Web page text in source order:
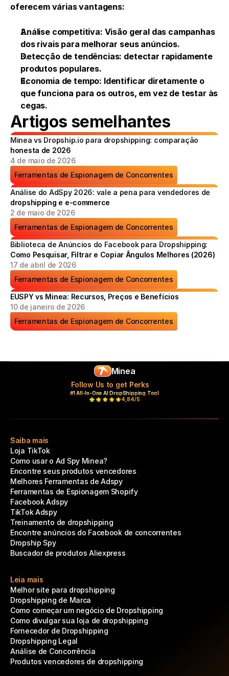
oferecem várias vantagens:
Análise competitiva: Visão geral das campanhas
dos rivais para melhorar seus anúncios.
Detecção de tendências: detectar rapidamente
produtos populares.
Economia de tempo: Identificar diretamente o
que funciona para os outros, em vez de testar às
cegas.
Artigos semelhantes
Minea vs Dropship.io para dropshipping: comparação
honesta de 2026
4 de maio de 2026
Ferramentas de Espionagem de Concorrentes
Análise do AdSpy 2026: vale a pena para vendedores de
dropshipping e e-commerce
2 de maio de 2026
Ferramentas de Espionagem de Concorrentes
Biblioteca de Anúncios do Facebook para Dropshipping:
Como Pesquisar, Filtrar e Copiar Ângulos Melhores (2026)
17 de abril de 2026
Ferramentas de Espionagem de Concorrentes
EUSPY vs Minea: Recursos, Preços e Benefícios
10 de janeiro de 2026
Ferramentas de Espionagem de Concorrentes
Minea
Follow Us to get Perks
#1 All-In-One AI DropShipping Tool
4,84/5
Saiba mais
Loja TikTok
Como usar o Ad Spy Minea?
Encontre seus produtos vencedores
Melhores Ferramentas de Adspy
Ferramentas de Espionagem Shopify
Facebook Adspy
TikTok Adspy
Treinamento de dropshipping
Encontre anúncios do Facebook de concorrentes
Dropship Spy
Buscador de produtos Aliexpress
Leia mais
Melhor site para dropshipping
Dropshipping de Marca
Como começar um negócio de Dropshipping
Como divulgar sua loja de dropshipping
Fornecedor de Dropshipping
Dropshipping Legal
Análise de Concorrência
Produtos vencedores de dropshipping